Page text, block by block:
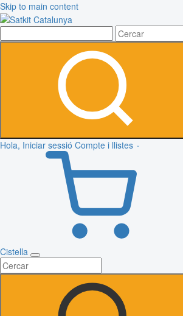
Skip to main content
Hola, Iniciar sessió Compte i llistes
Cistella